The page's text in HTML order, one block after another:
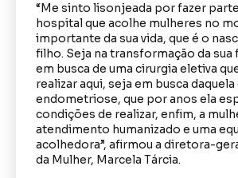
“Me sinto lisonjeada por fazer
hospital que acolhe mulheres no
importante da sua vida, que é o
filho. Seja na transformação da sua
em busca de uma cirurgia eletiva
realizar aqui, seja em busca
endometriose, que por anos ela
condições de realizar, enfim, a
atendimento humanizado e uma
acolhedora”, afirmou a diretora-
da Mulher, Marcela Tárcia.